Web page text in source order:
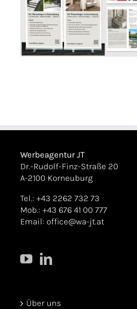
Werbeagentur JT
Dr.-Rudolf-Finz-Straße 20
A-2100 Korneuburg
Tel.: +43 2262 732 73
Mob.: +43 676 41 00 777
Email: office@wa-jt.at
Über uns